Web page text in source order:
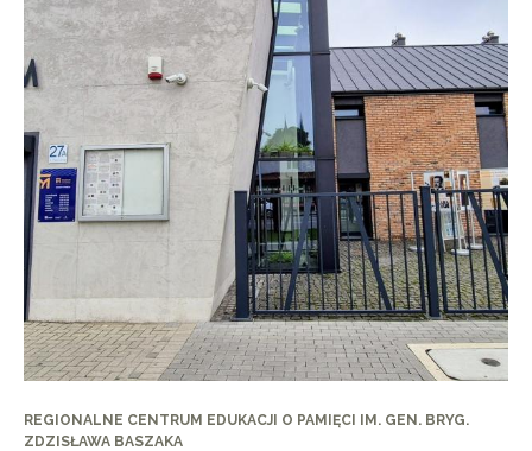
REGIONALNE CENTRUM EDUKACJI O PAMIĘCI IM. GEN. BRYG.
ZDZISŁAWA BASZAKA